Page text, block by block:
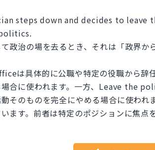
steps down and decides to
政治の場を去るとき、それは「政界か
は具体的に公職や特定の役職から辞
合に使われます。一方、Leave the
そのものを完全にやめる場合に使われ
ます。前者は特定のポジションに焦点